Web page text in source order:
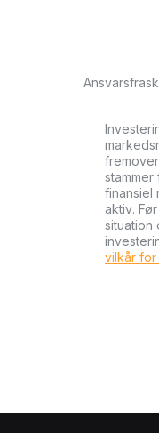
finansiel
aktiv.
situation
vilkår